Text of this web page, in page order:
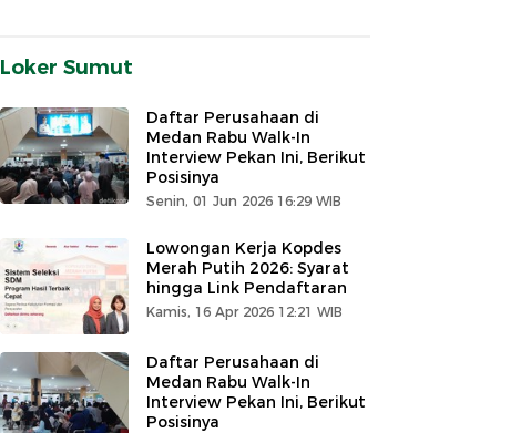
Loker Sumut
Daftar Perusahaan di
Medan Rabu Walk-In
Interview Pekan Ini, Berikut
Posisinya
Senin, 01 Jun 2026 16:29 WIB
Lowongan Kerja Kopdes
Merah Putih 2026: Syarat
hingga Link Pendaftaran
Kamis, 16 Apr 2026 12:21 WIB
Daftar Perusahaan di
Medan Rabu Walk-In
Interview Pekan Ini, Berikut
Posisinya